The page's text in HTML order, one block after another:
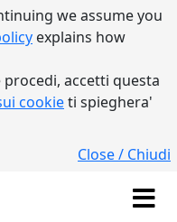
we assume you
explains how
accetti questa
cookieti spieghera'
Close / Chiudi